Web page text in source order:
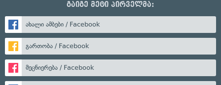
გაიგე მეტი პირველმა:
ახალი ამბები / Facebook
გართობა / Facebook
მეცნიერება / Facebook